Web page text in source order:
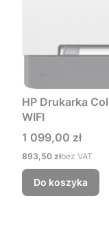
HP Drukarka Color LaserJet Pro 3202dw DUPLEX
WIFI
Cena
1 099,00 zł
Cena
893,50 złbez VAT
Do koszyka